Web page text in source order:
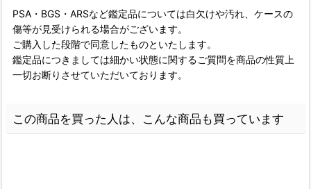
PSA・BGS・ARSなど鑑定品については白欠けや汚れ、ケースの
傷等が見受けられる場合がございます。
ご購入した段階で同意したものといたします。
鑑定品につきましては細かい状態に関するご質問を商品の性質上
一切お断りさせていただいております。
この商品を買った人は、こんな商品も買っています